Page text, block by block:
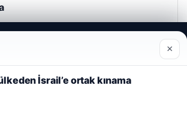
ve geliştirmek amacıyla çerezler
Politikamız
Et
×
İsrail’e ortak kınama